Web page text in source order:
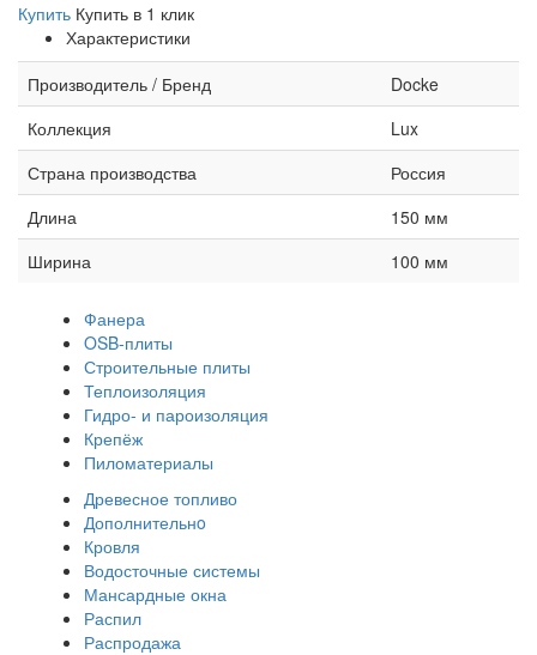
Купить Купить в 1 клик
Характеристики
Производитель / Бренд
Docke
Коллекция
Lux
Страна производства
Россия
Длина
150 мм
Ширина
100 мм
Фанера
OSB-плиты
Строительные плиты
Теплоизоляция
Гидро- и пароизоляция
Крепёж
Пиломатериалы
Древесное топливо
Дополнительнo
Кровля
Водосточные системы
Мансардные окна
Распил
Распродажа